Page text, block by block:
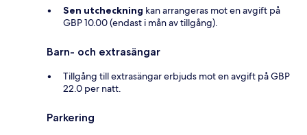
Sen utcheckning kan arrangeras mot en avgift på
GBP 10.00 (endast i mån av tillgång).
Barn- och extrasängar
Tillgång till extrasängar erbjuds mot en avgift på GBP
22.0 per natt.
Parkering